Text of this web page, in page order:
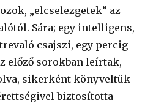
„elcselezgetek” az
Sára; egy intelligens,
csajszi, egy percig
előző sorokban leírtak,
sikerként könyveltük
biztosította